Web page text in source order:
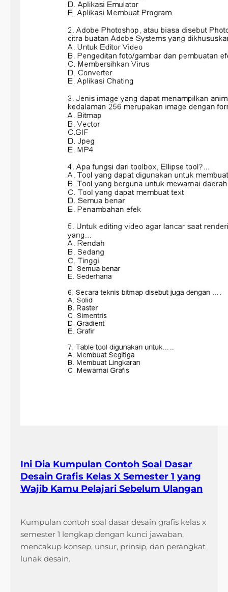
Ini Dia Kumpulan Contoh Soal Dasar
Desain Grafis Kelas X Semester 1 yang
Wajib Kamu Pelajari Sebelum Ulangan
Kumpulan contoh soal dasar desain grafis kelas x
semester 1 lengkap dengan kunci jawaban,
mencakup konsep, unsur, prinsip, dan perangkat
lunak desain.